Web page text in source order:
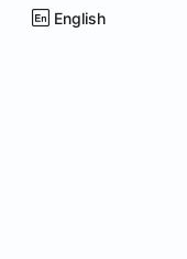
English